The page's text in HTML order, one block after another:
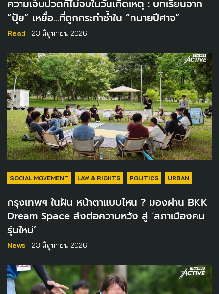
ความเจ็บปวดที่ไม่จบในวันเกิดเหตุ : บทเรียนจาก
“ปุ้ย” เหยื่อ…ที่ถูกกระทำซ้ำใน “ทนายปีศาจ”
Read - 23 มิถุนายน 2026
SOCIAL MOVEMENT LAW & RIGHTS POLITICS URBAN
กรุงเทพฯ ในฝัน หน้าตาแบบไหน ? มองผ่าน BKK
Dream Space ส่งต่อความหวัง สู่ ‘สภาเมืองคน
รุ่นใหม่’
News - 23 มิถุนายน 2026